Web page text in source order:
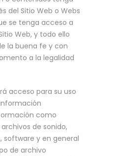
del Sitio Web o Webs
se tenga acceso a
Web, y todo ello
la buena fe y con
a la legalidad
acceso para su uso
como
de sonido,
software y en general
de archivo